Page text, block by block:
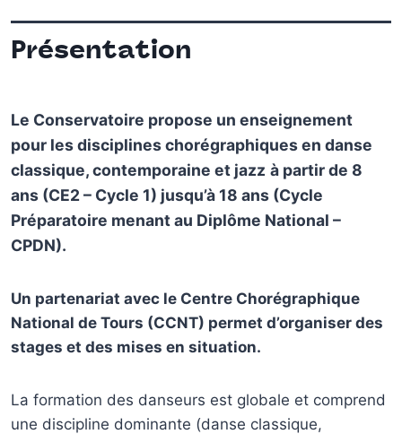
Présentation
Le Conservatoire propose un enseignement
pour les disciplines chorégraphiques en danse
classique, contemporaine et jazz à partir de 8
ans (CE2 – Cycle 1) jusqu’à 18 ans (Cycle
Préparatoire menant au Diplôme National –
CPDN).
Un partenariat avec le Centre Chorégraphique
National de Tours (CCNT) permet d’organiser des
stages et des mises en situation.
La formation des danseurs est globale et comprend
une discipline dominante (danse classique,